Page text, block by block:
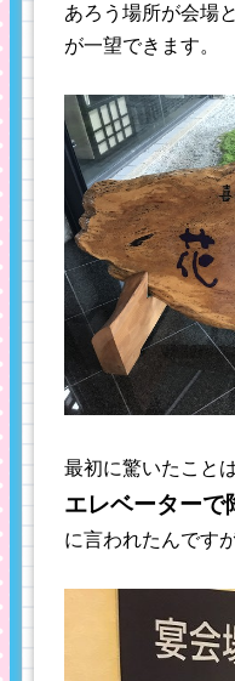
あろう場所が会場
が一望できます。
最初に驚いたこと
エレベーターで
に言われたんです